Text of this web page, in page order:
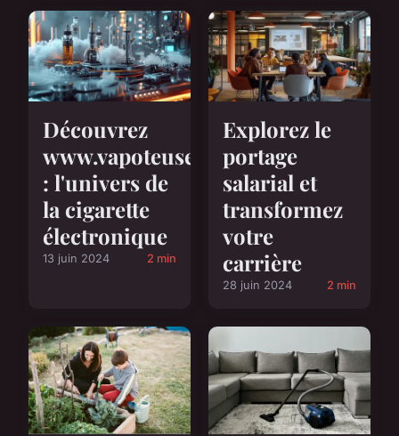
Découvrez
www.vapoteuse.org
: l'univers de
la cigarette
électronique
13 juin 2024 2 min
Explorez le
portage
salarial et
transformez
votre
carrière
28 juin 2024 2 min